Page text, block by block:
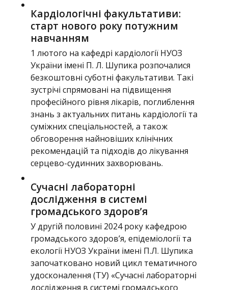
Кардіологічні факультативи:
старт нового року потужним
навчанням
1 лютого на кафедрі кардіології НУОЗ
України імені П. Л. Шупика розпочалися
безкоштовні суботні факультативи. Такі
зустрічі спрямовані на підвищення
професійного рівня лікарів, поглиблення
знань з актуальних питань кардіології та
суміжних спеціальностей, а також
обговорення найновіших клінічних
рекомендацій та підходів до лікування
серцево-судинних захворювань.
Сучасні лабораторні
дослідження в системі
громадського здоров’я
У другій половині 2024 року кафедрою
громадського здоров’я, епідеміології та
екології НУОЗ України імені П.Л. Шупика
започатковано новий цикл тематичного
удосконалення (ТУ) «Сучасні лабораторні
дослідження в системі громадського